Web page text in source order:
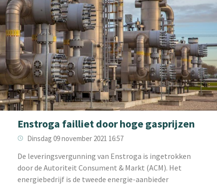
Enstroga failliet door hoge gasprijzen
Dinsdag 09 november 2021 16:57
De leveringsvergunning van Enstroga is ingetrokken
door de Autoriteit Consument & Markt (ACM). Het
energiebedrijf is de tweede energie-aanbieder